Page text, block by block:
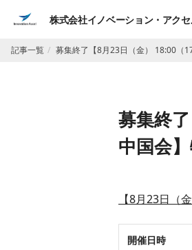
株式会社イノベーション・アク
記事一覧 募集終了【8月23日（金） 18:00（
募集終
中国会
【8月23日（
開催日時